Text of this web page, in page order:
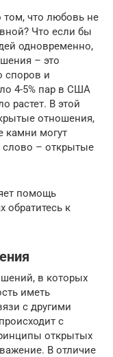
что любовь не
Что если бы
одновременно,
– это
споров и
4-5% пар в США
растет. В этой
отношения,
камни могут
слово – открытые
помощь
обратитесь к
в которых
иметь
с другими
с
открытых
В отличие